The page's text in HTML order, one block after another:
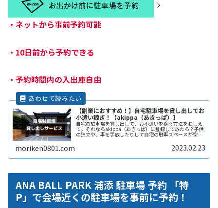
・ ネットから事前予約可能
・ 10日前から予約できる
・ 予約時間内の入出庫自由
【副業におすすめ！】自宅駐車場を貸し出してお
小遣い稼ぎ！【akippa（あきっぱ）】
自宅の駐車場を貸し出して、お小遣いを稼ぐ方法をおしえ
て。それならakippa（あきっぱ）に登録してみたら？子供
の独立や、車を手放したりして自宅の駐車スペースが空い
ている。となりの土地の空きスペースを有効に活用した
moriken0801.com 2023.02.23
ANA BALL PARK 浦添 駐車場 予約 「特
P」で会場近くの駐車場を事前に予約！